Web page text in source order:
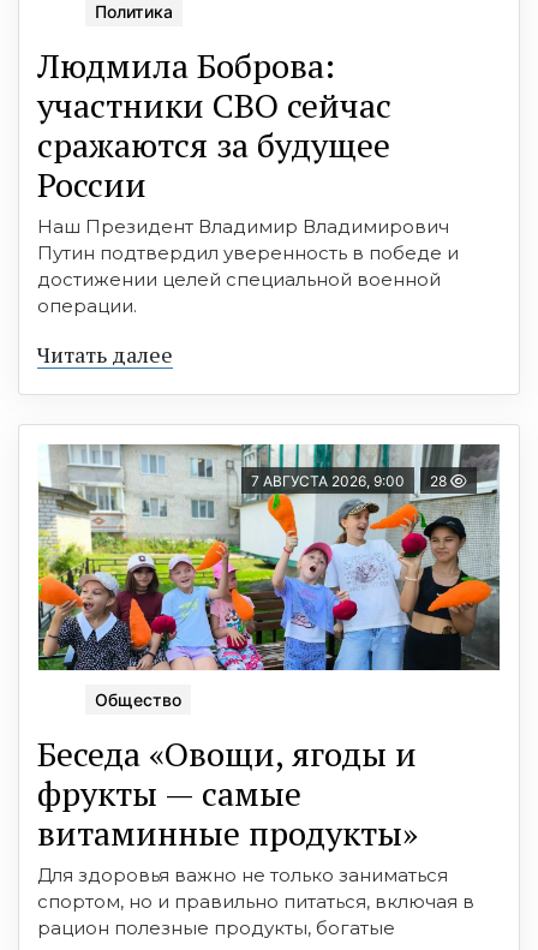
Политика
Людмила Боброва:
участники СВО сейчас
сражаются за будущее
России
Наш Президент Владимир Владимирович
Путин подтвердил уверенность в победе и
достижении целей специальной военной
операции.
Читать далее
7 АВГУСТА 2026, 9:00 28
Общество
Беседа «Овощи, ягоды и
фрукты — самые
витаминные продукты»
Для здоровья важно не только заниматься
спортом, но и правильно питаться, включая в
рацион полезные продукты, богатые